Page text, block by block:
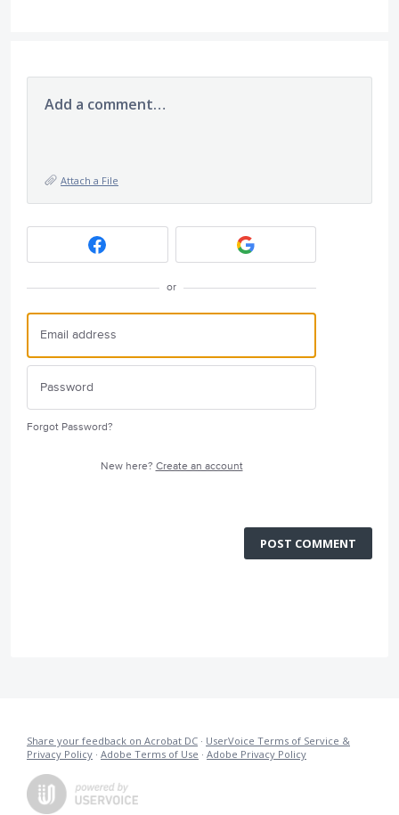
Add a comment…
Attach a File
or
Forgot Password?
New here? Create an account
POST COMMENT
Share your feedback on Acrobat DC · UserVoice Terms of Service &
Privacy Policy · Adobe Terms of Use · Adobe Privacy Policy